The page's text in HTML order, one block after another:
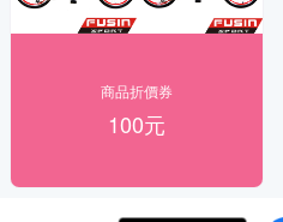
商品折價券
100元